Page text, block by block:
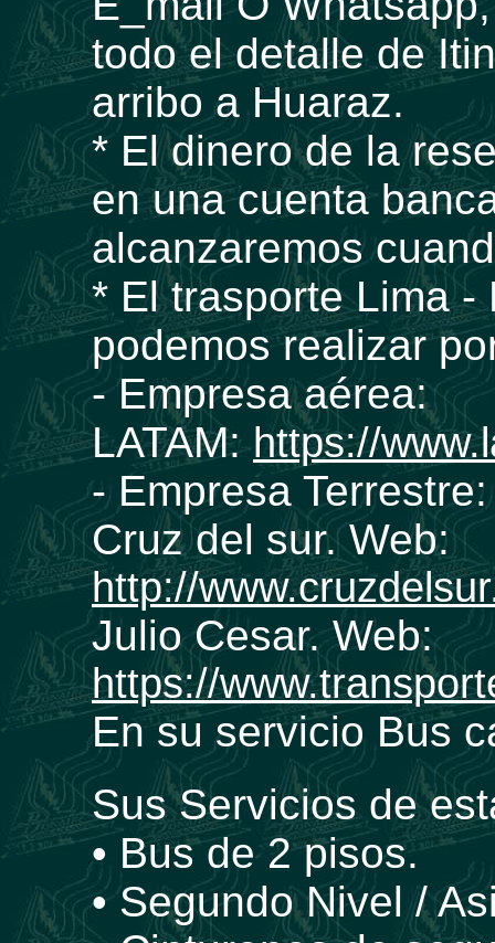
todo el detalle de
arribo a Huaraz.
* El dinero de la
en una cuenta
alcanzaremos
* El trasporte Lima -
podemos realizar
- Empresa aérea:
LATAM:https://
- Empresa Terrestre:
Cruz del sur. Web:
http://
Julio Cesar. Web:
https://
En su servicio Bus
Sus Servicios de
• Bus de 2 pisos.
• Segundo Nivel /